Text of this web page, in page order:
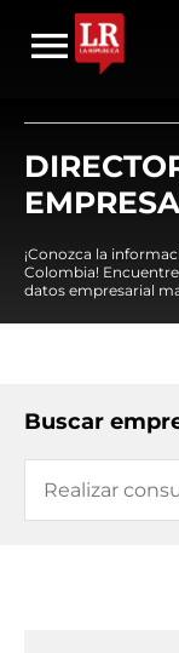
¡Conozca la
Colombia!
datos empresarial
Buscar